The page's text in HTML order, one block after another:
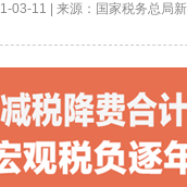
03-11 | 来源：国家税务总局